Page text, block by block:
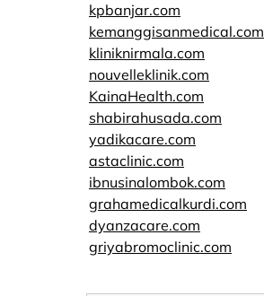
kpbanjar.com
kemanggisanmedical.com
kliniknirmala.com
nouvelleklinik.com
KainaHealth.com
shabirahusada.com
yadikacare.com
astaclinic.com
ibnusinalombok.com
grahamedicalkurdi.com
dyanzacare.com
griyabromoclinic.com